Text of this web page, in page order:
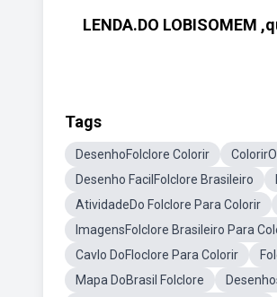
LENDA.DO
Tags
DesenhoFolclore Colorir
Desenho FacilFolclore Brasileiro
AtividadeDo Folclore Para Colorir
ImagensFolclore Brasileiro Para
Cavlo DoFloclore Para Colorir
Mapa DoBrasil Folclore